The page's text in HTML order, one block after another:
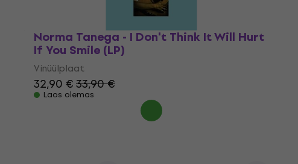
Norma Tanega - I Don't Think It Will Hurt
If You Smile (LP)
Vinüülplaat
32,90 €33,90 €
Laos olemas